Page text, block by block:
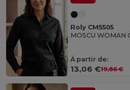
Roly CM5505
À partir de:
13,06 €19,86 €